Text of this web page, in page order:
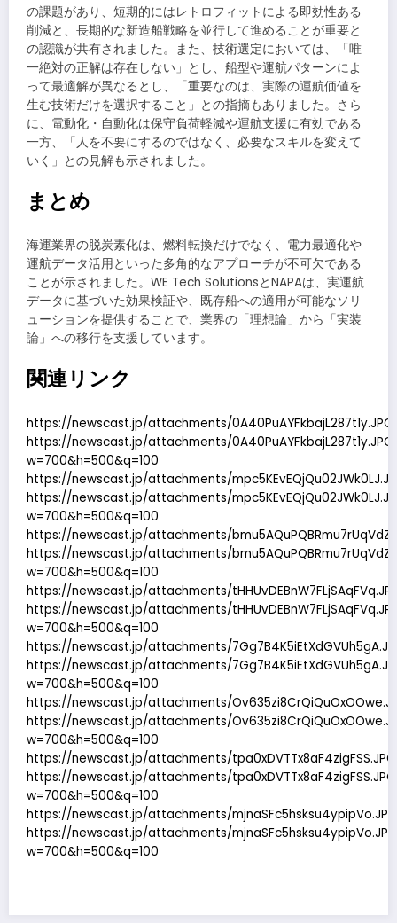
の課題があり、短期的にはレトロフィットによる即効性ある
削減と、長期的な新造船戦略を並行して進めることが重要と
の認識が共有されました。また、技術選定においては、「唯
一絶対の正解は存在しない」とし、船型や運航パターンによ
って最適解が異なるとし、「重要なのは、実際の運航価値を
生む技術だけを選択すること」との指摘もありました。さら
に、電動化・自動化は保守負荷軽減や運航支援に有効である
一方、「人を不要にするのではなく、必要なスキルを変えて
いく」との見解も示されました。
まとめ
海運業界の脱炭素化は、燃料転換だけでなく、電力最適化や
運航データ活用といった多角的なアプローチが不可欠である
ことが示されました。WE Tech SolutionsとNAPAは、実運航
データに基づいた効果検証や、既存船への適用が可能なソリ
ューションを提供することで、業界の「理想論」から「実装
論」への移行を支援しています。
関連リンク
https://newscast.jp/attachments/0A40PuAYFkbajL287t1y.JPG
https://newscast.jp/attachments/
w=700&h=500&q=100
https://newscast.jp/attachments/
https://newscast.jp/attachments/
w=700&h=500&q=100
https://newscast.jp/attachments/
https://newscast.jp/attachments/
w=700&h=500&q=100
https://newscast.jp/attachments/
https://newscast.jp/attachments/
w=700&h=500&q=100
https://newscast.jp/attachments/
https://newscast.jp/attachments/
w=700&h=500&q=100
https://newscast.jp/attachments/
https://newscast.jp/attachments/
w=700&h=500&q=100
https://newscast.jp/attachments/tpa0xDVTTx8aF4zigFSS.JPG
https://newscast.jp/attachments/
w=700&h=500&q=100
https://newscast.jp/attachments/mjnaSFc5hsksu4ypipVo.JPG
https://newscast.jp/attachments/
w=700&h=500&q=100